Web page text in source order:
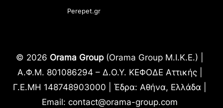
Perepet.gr
© 2026 Orama Group(Orama Group Μ.Ι.Κ.Ε.) |
Α.Φ.Μ. 801086294 – Δ.Ο.Υ. ΚΕΦΟΔΕ Αττικής |
Γ.Ε.ΜΗ 148748903000 | Έδρα: Αθήνα, Ελλάδα |
Email: contact@orama-group.com